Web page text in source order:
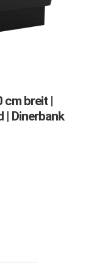
cm breit |
| Dinerbank